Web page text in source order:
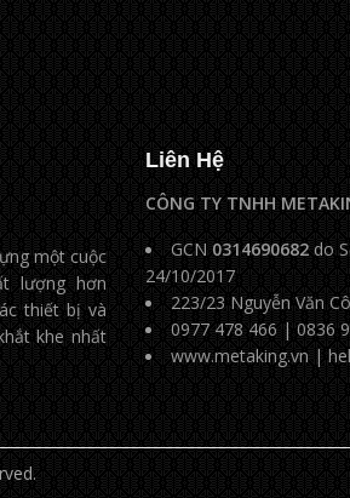
một cuộc
lượng hơn
thiết bị và
khe nhất
Liên Hệ
CÔNG TY TNHH
GCN 0314690682do
24/10/2017
223/23 Nguyễn Văn
0977 478 466 | 0836
www.metaking.vn |